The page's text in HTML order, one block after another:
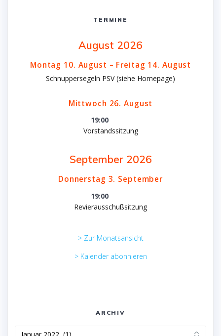
TERMINE
August 2026
Montag 10. August – Freitag 14. August
Schnuppersegeln PSV (siehe Homepage)
Mittwoch 26. August
19:00
Vorstandssitzung
September 2026
Donnerstag 3. September
19:00
Revierausschußsitzung
> Zur Monatsansicht
> Kalender abonnieren
ARCHIV